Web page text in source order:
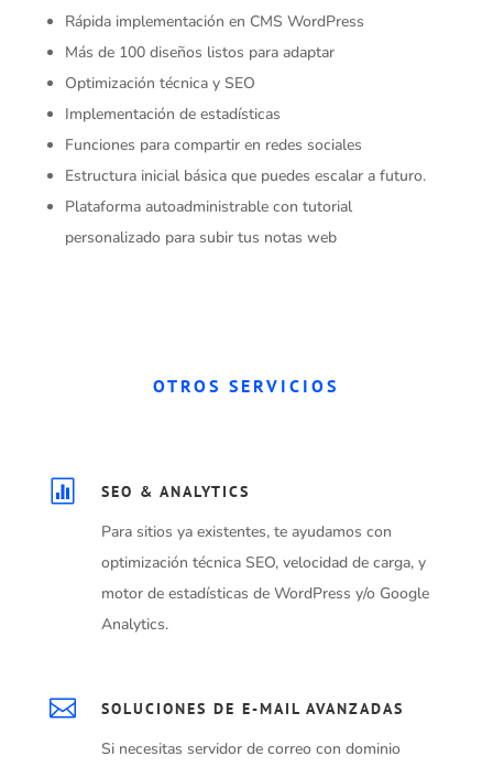
Rápida implementación en CMS WordPress
Más de 100 diseños listos para adaptar
Optimización técnica y SEO
Implementación de estadísticas
Funciones para compartir en redes sociales
Estructura inicial básica que puedes escalar a futuro.
Plataforma autoadministrable con tutorial
personalizado para subir tus notas web
OTROS SERVICIOS
 SEO & ANALYTICS
Para sitios ya existentes, te ayudamos con
optimización técnica SEO, velocidad de carga, y
motor de estadísticas de WordPress y/o Google
Analytics.
 SOLUCIONES DE E-MAIL AVANZADAS
Si necesitas servidor de correo con dominio